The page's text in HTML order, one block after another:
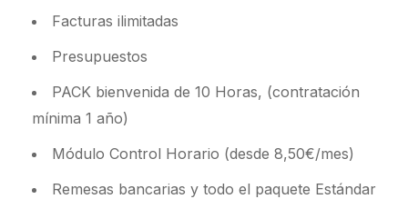
Facturas ilimitadas
Presupuestos
PACK bienvenida de 10 Horas, (contratación
mínima 1 año)
Módulo Control Horario (desde 8,50€/mes)
Remesas bancarias y todo el paquete Estándar